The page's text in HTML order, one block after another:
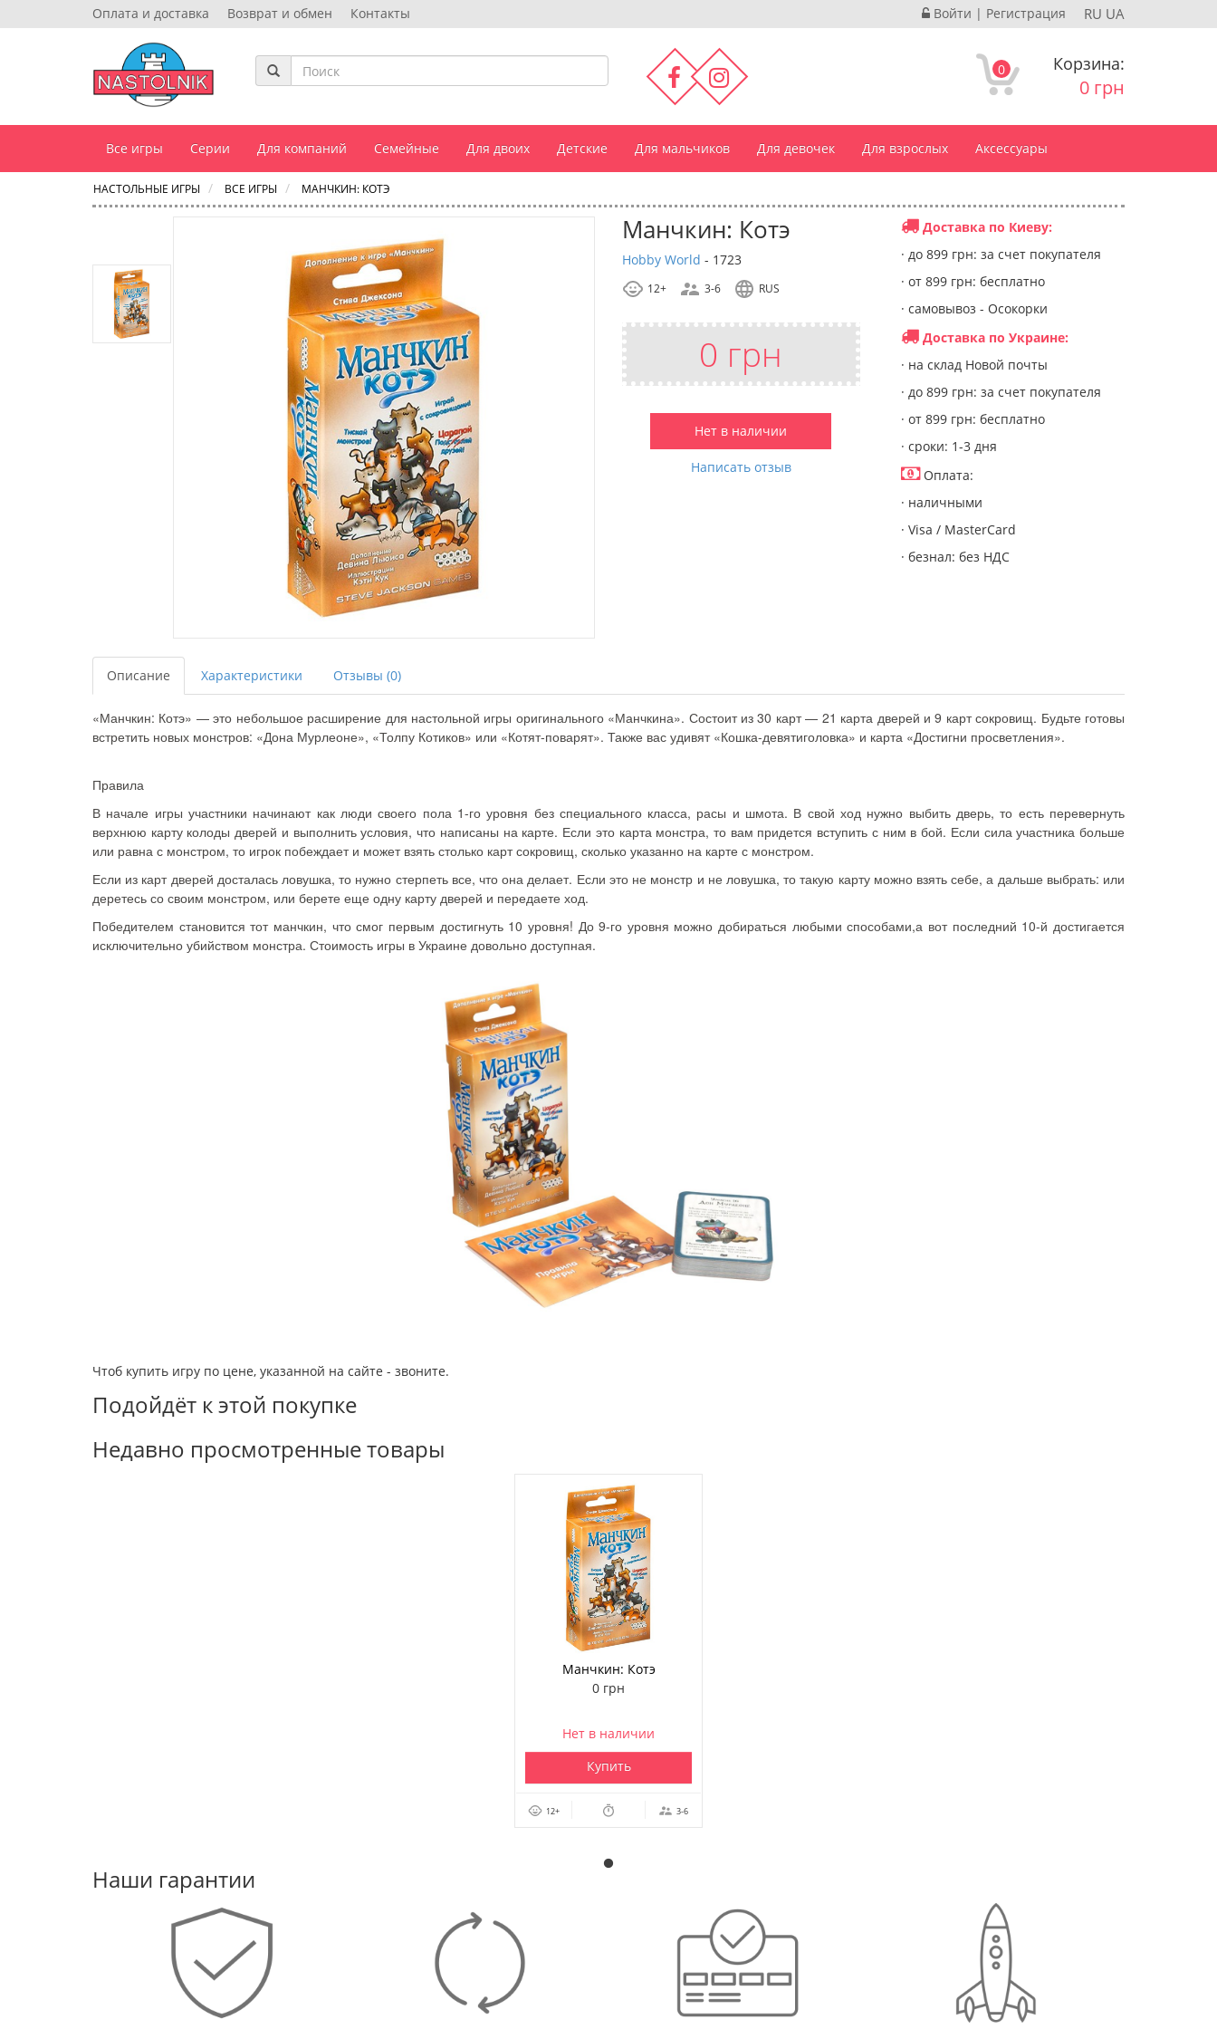
Оплата и доставка Возврат и обмен Контакты Войти | Регистрация RU UA
0 Корзина:
0 грн
Все игры Серии Для компаний Семейные Для двоих Детские Для мальчиков Для девочек Для взрослых Аксессуары
НАСТОЛЬНЫЕ ИГРЫ ВСЕ ИГРЫ МАНЧКИН: КОТЭ
Манчкин: Котэ
Hobby World - 1723
12+ 3-6 RUS
0 грн
Нет в наличии
Написать отзыв
Доставка по Киеву:
· до 899 грн: за счет покупателя
· от 899 грн: бесплатно
· самовывоз - Осокорки
Доставка по Украине:
· на склад Новой почты
· до 899 грн: за счет покупателя
· от 899 грн: бесплатно
· сроки: 1-3 дня
Оплата:
· наличными
· Visa / MasterCard
· безнал: без НДС
Описание Характеристики Отзывы (0)
«Манчкин: Котэ» — это небольшое расширение для настольной игры оригинального «Манчкина». Состоит из 30 карт — 21 карта дверей и 9 карт сокровищ. Будьте готовы
встретить новых монстров: «Дона Мурлеоне», «Толпу Котиков» или «Котят-поварят». Также вас удивят «Кошка-девятиголовка» и карта «Достигни просветления».
Правила
В начале игры участники начинают как люди своего пола 1-го уровня без специального класса, расы и шмота. В свой ход нужно выбить дверь, то есть перевернуть
верхнюю карту колоды дверей и выполнить условия, что написаны на карте. Если это карта монстра, то вам придется вступить с ним в бой. Если сила участника больше
или равна с монстром, то игрок побеждает и может взять столько карт сокровищ, сколько указанно на карте с монстром.
Если из карт дверей досталась ловушка, то нужно стерпеть все, что она делает. Если это не монстр и не ловушка, то такую карту можно взять себе, а дальше выбрать: или
деретесь со своим монстром, или берете еще одну карту дверей и передаете ход.
Победителем становится тот манчкин, что смог первым достигнуть 10 уровня! До 9-го уровня можно добираться любыми способами,а вот последний 10-й достигается
исключительно убийством монстра. Стоимость игры в Украине довольно доступная.
Чтоб купить игру по цене, указанной на сайте - звоните.
Подойдёт к этой покупке
Недавно просмотренные товары
Манчкин: Котэ
0 грн
Нет в наличии
Купить
12+ 3-6
Наши гарантии